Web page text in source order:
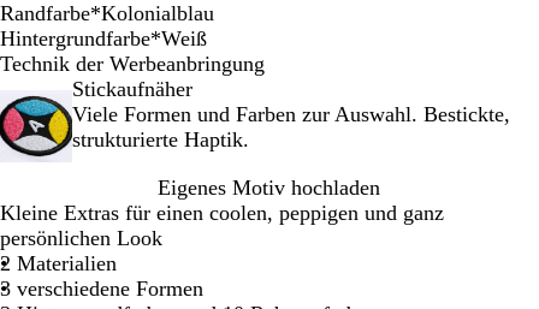
Randfarbe*Kolonialblau
S
c
w
a
S
m
r
a
K
a
d
i
l
K
o
o
n
l
b
l
a
M
a
d
a
n
e
F
i
m
a
n
t
P
f
a
s
r
s
t
e
S
p
n
i
h
G
o
l
L
e
c
h
n
d
R
u
W
e
ß
Hintergrundfarbe*Weiß
W
i
ß
G
a
u
S
h
w
z
Technik der Werbeanbringung
Stickaufnäher
Viele Formen und Farben zur Auswahl. Bestickte,
strukturierte Haptik.
Eigenes Motiv hochladen
Kleine Extras für einen coolen, peppigen und ganz
persönlichen Look
2 Materialien
3 verschiedene Formen